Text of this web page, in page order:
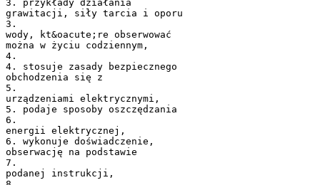
3. przykłady działania
grawitacji, siły tarcia i oporu
3.
wody, kt&oacute;re obserwować
można w życiu codziennym,
4.
4. stosuje zasady bezpiecznego
obchodzenia się z
5.
urządzeniami elektrycznymi,
5. podaje sposoby oszczędzania
6.
energii elektrycznej,
6. wykonuje doświadczenie,
obserwację na podstawie
7.
podanej instrukcji,